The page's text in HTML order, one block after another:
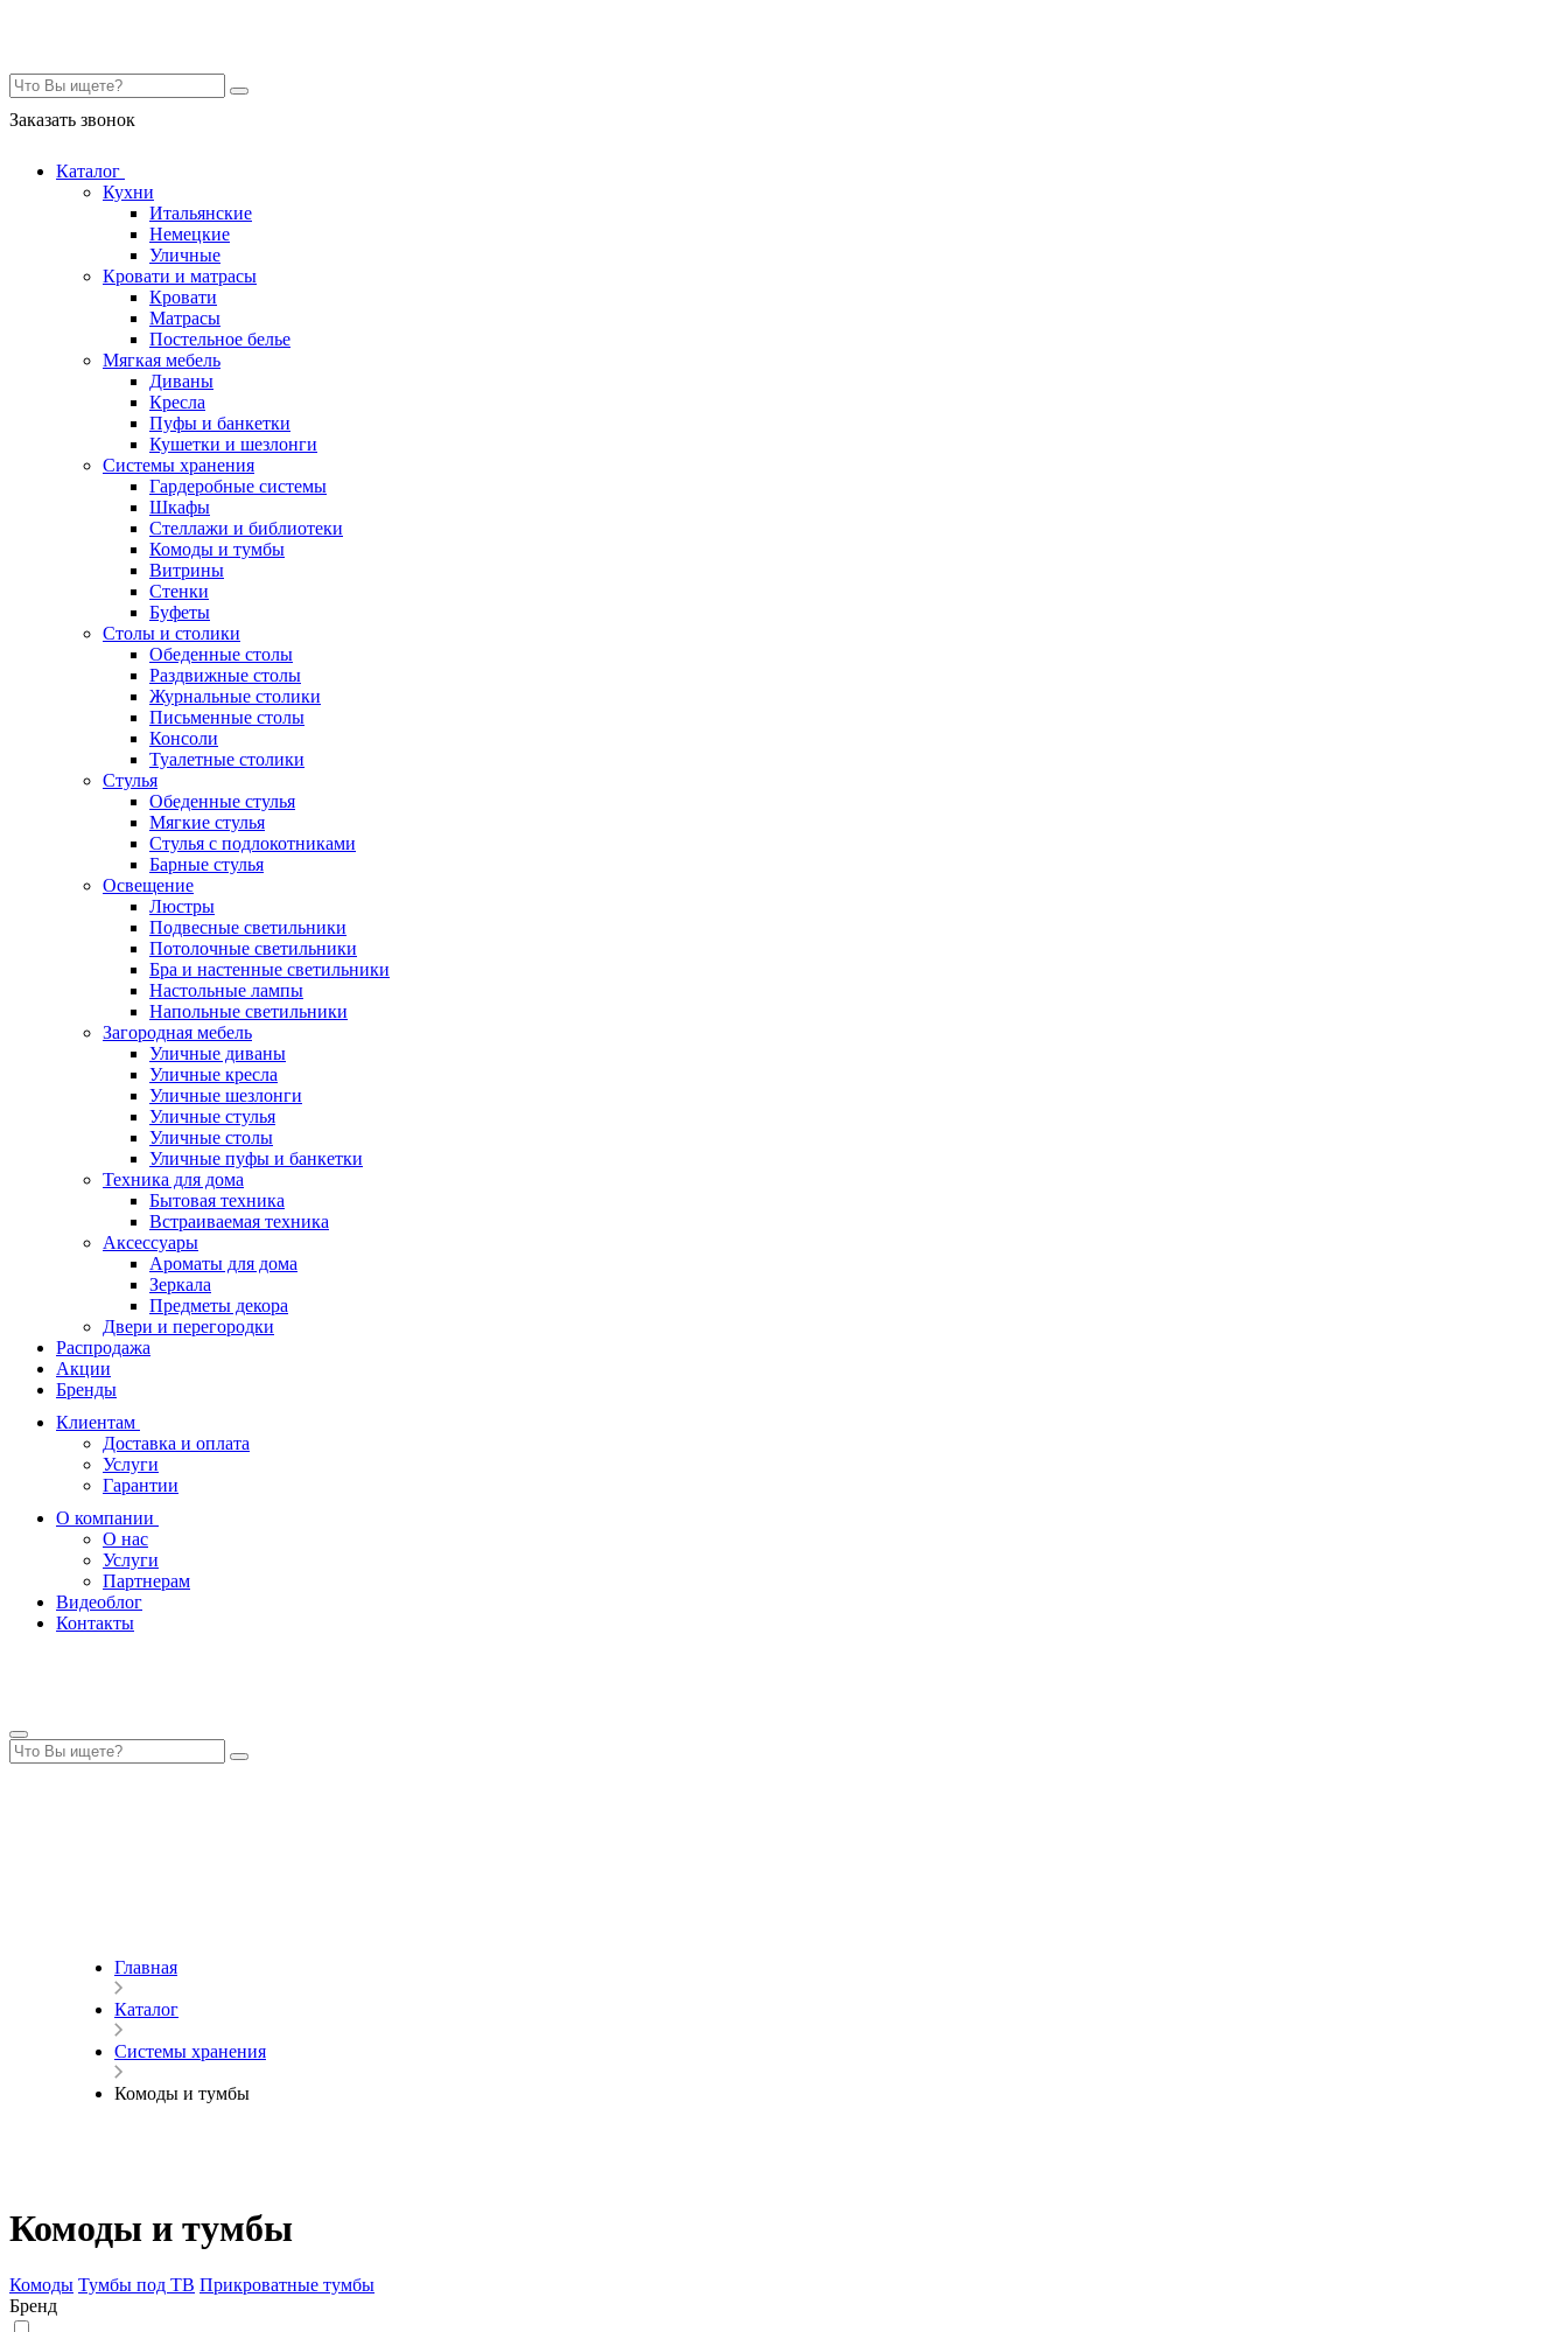
Заказать звонок
Каталог
Кухни
Итальянские
Немецкие
Уличные
Кровати и матрасы
Кровати
Матрасы
Постельное белье
Мягкая мебель
Диваны
Кресла
Пуфы и банкетки
Кушетки и шезлонги
Системы хранения
Гардеробные системы
Шкафы
Стеллажи и библиотеки
Комоды и тумбы
Витрины
Стенки
Буфеты
Столы и столики
Обеденные столы
Раздвижные столы
Журнальные столики
Письменные столы
Консоли
Туалетные столики
Стулья
Обеденные стулья
Мягкие стулья
Стулья с подлокотниками
Барные стулья
Освещение
Люстры
Подвесные светильники
Потолочные светильники
Бра и настенные светильники
Настольные лампы
Напольные светильники
Загородная мебель
Уличные диваны
Уличные кресла
Уличные шезлонги
Уличные стулья
Уличные столы
Уличные пуфы и банкетки
Техника для дома
Бытовая техника
Встраиваемая техника
Аксессуары
Ароматы для дома
Зеркала
Предметы декора
Двери и перегородки
Распродажа
Акции
Бренды
Клиентам
Доставка и оплата
Услуги
Гарантии
О компании
О нас
Услуги
Партнерам
Видеоблог
Контакты
Главная
Каталог
Системы хранения
Комоды и тумбы
Комоды и тумбы
Комоды Тумбы под ТВ Прикроватные тумбы
Бренд